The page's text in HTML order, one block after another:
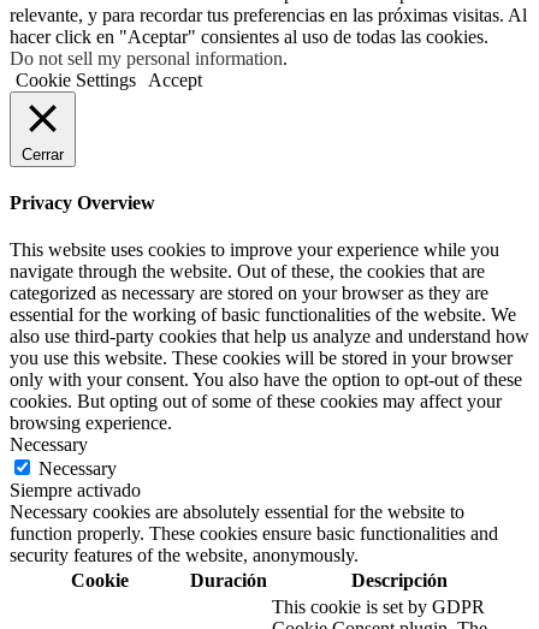
relevante, y para recordar tus preferencias en las próximas visitas. Al
hacer click en "Aceptar" consientes al uso de todas las cookies.
Do not sell my personal information.
Cookie Settings
Accept
Cerrar
Privacy Overview
This website uses cookies to improve your experience while you
navigate through the website. Out of these, the cookies that are
categorized as necessary are stored on your browser as they are
essential for the working of basic functionalities of the website. We
also use third-party cookies that help us analyze and understand how
you use this website. These cookies will be stored in your browser
only with your consent. You also have the option to opt-out of these
cookies. But opting out of some of these cookies may affect your
browsing experience.
Necessary
Necessary
Siempre activado
Necessary cookies are absolutely essential for the website to
function properly. These cookies ensure basic functionalities and
security features of the website, anonymously.
Cookie
Duración Descripción
This cookie is set by GDPR